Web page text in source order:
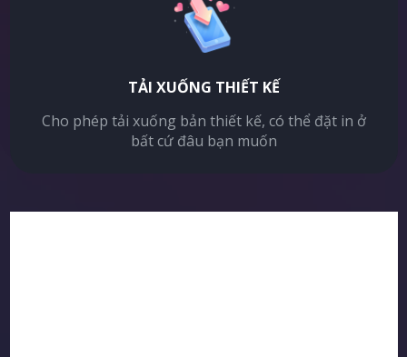
TẢI XUỐNG THIẾT KẾ
Cho phép tải xuống bản thiết kế, có thể đặt in ở
bất cứ đâu bạn muốn